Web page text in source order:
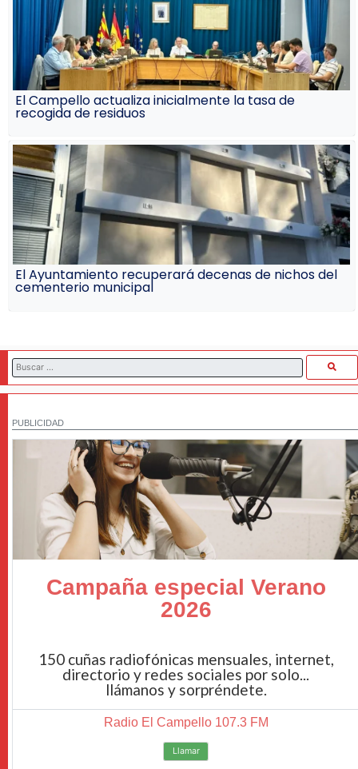
El Campello actualiza inicialmente la tasa de
recogida de residuos
El Ayuntamiento recuperará decenas de nichos del
cementerio municipal
PUBLICIDAD
Campaña especial Verano
2026
150 cuñas radiofónicas mensuales, internet,
directorio y redes sociales por solo...
llámanos y sorpréndete.
Radio El Campello 107.3 FM
Llamar